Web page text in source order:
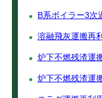
B系ボイラー3次
溶融飛灰運搬再
炉下不燃残渣運
炉下不燃残渣運